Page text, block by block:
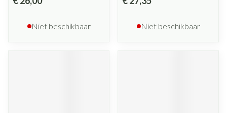
Niet beschikbaar Niet beschikbaar